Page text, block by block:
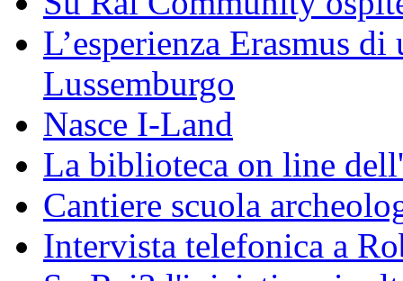
L’esperienza Erasmus
Lussemburgo
Nasce I-Land
La biblioteca on line
Cantiere scuola
Intervista telefonica a